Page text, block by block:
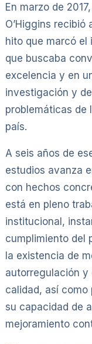
En marzo de
O’Higgins recibió
hito que marcó
que buscaba
excelencia y en
investigación y
problemáticas de
país.
A seis años de
estudios avanza
con hechos
está en pleno
institucional,
cumplimiento del
la existencia de
autorregulación y
calidad, así como
su capacidad de
mejoramiento